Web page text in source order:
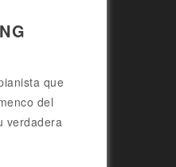
que
del
verdadera